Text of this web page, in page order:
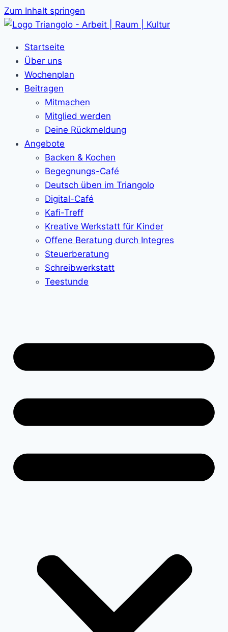
Zum Inhalt springen
Startseite
Über uns
Wochenplan
Beitragen
Mitmachen
Mitglied werden
Deine Rückmeldung
Angebote
Backen & Kochen
Begegnungs-Café
Deutsch üben im Triangolo
Digital-Café
Kafi-Treff
Kreative Werkstatt für Kinder
Offene Beratung durch Integres
Steuerberatung
Schreibwerkstatt
Teestunde